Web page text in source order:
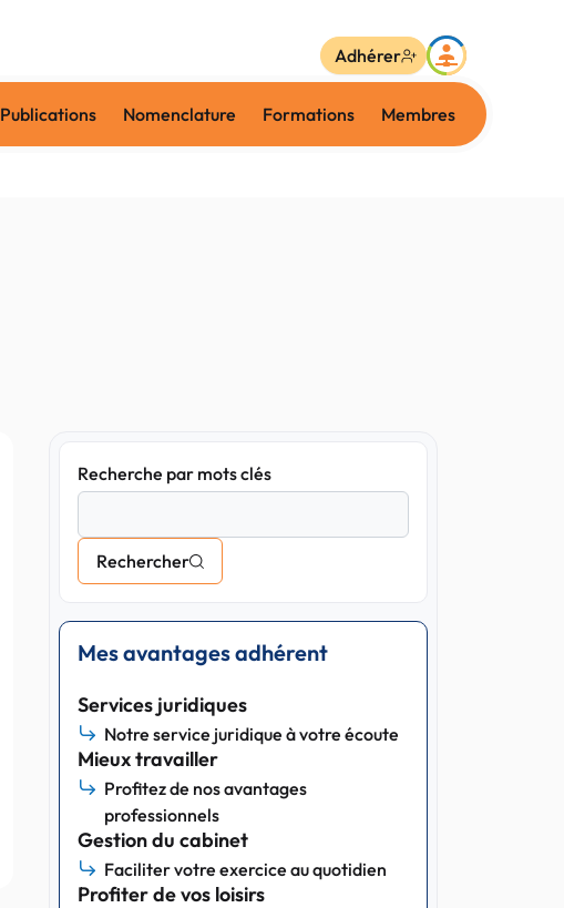
Publications Nomenclature Formations Membres
Adhérer
Recherche par mots clés
Rechercher
Mes avantages adhérent
Services juridiques
Notre service juridique à votre écoute
Mieux travailler
Profitez de nos avantages
professionnels
Gestion du cabinet
Faciliter votre exercice au quotidien
Profiter de vos loisirs